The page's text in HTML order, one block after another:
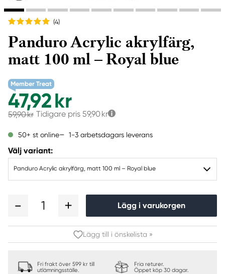
(4)
Panduro Acrylic akrylfärg,
matt 100 ml – Royal blue
Member Treat
47,92 kr
59,90 kr Tidigare pris 59,90 kr
50+ st online 1-3 arbetsdagars leverans
Välj variant:
Panduro Acrylic akrylfärg, matt 100 ml – Royal blue
1 Lägg i varukorgen
Lägg till i önskelista »
Fri frakt över 599 kr till
utlämningsställe.
Fria returer.
Öppet köp 30 dagar.